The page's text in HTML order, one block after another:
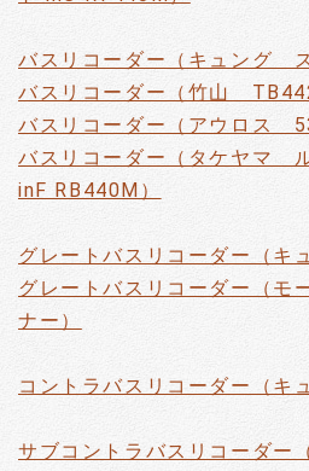
バスリコーダー（キュング ス
バスリコーダー（竹山
バスリコーダー（アウロス
バスリコーダー（タケヤマ
inF RB440M）
グレートバスリコーダー（キ
グレートバスリコーダー（
ナー）
コントラバスリコーダー（キ
サブコントラバスリコーダー